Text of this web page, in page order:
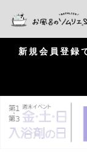
新規会員登録